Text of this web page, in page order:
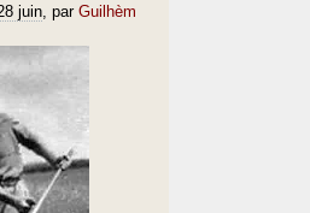
juin, par Guilhèm